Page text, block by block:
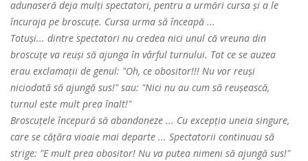
adunaseră deja mulți spectatori, pentru a urmări cursa și a le
încuraja pe broscuțe. Cursa urma să înceapă ...
Totuși... dintre spectatori nu credea nici unul că vreuna din
broscuțe va reuși să ajunga în vârful turnului. Tot ce se auzea
erau exclamații de genul: "Oh, ce obositor!!! Nu vor reuși
niciodată să ajungă sus!" sau: "Nici nu au cum să reușească,
turnul este mult prea înalt!"
Broscuțele începură să abandoneze ... Cu excepția uneia singure,
care se cățăra vioaie mai departe ... Spectatorii continuau să
strige: "E mult prea obositor! Nu va putea nimeni să ajungă sus!"